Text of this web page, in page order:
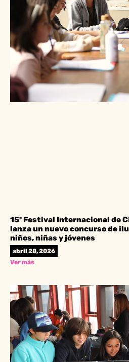
15º Festival Internacional de
lanza un nuevo concurso de
niños, niñas y jóvenes
abril 28, 2026
Ver más